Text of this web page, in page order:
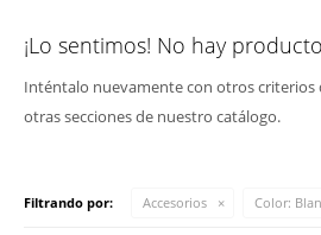
¡Lo sentimos! No hay
Inténtalo nuevamente con otros criterios
otras secciones de nuestro catálogo.
Filtrando por: Accesorios Color: